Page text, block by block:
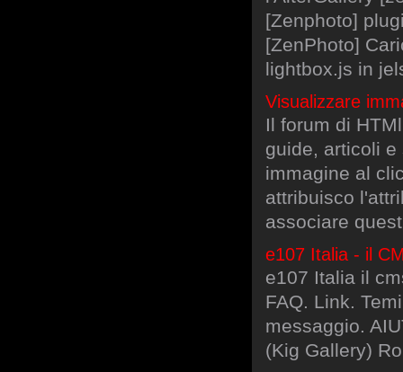
[Zenphoto]
[ZenPhoto]
lightbox.js in
Visualizzare
Il forum di
guide, articoli
immagine al
attribuisco
associare
e107 Italia - il
e107 Italia il
FAQ. Link.
messaggio.
(Kig Gallery)